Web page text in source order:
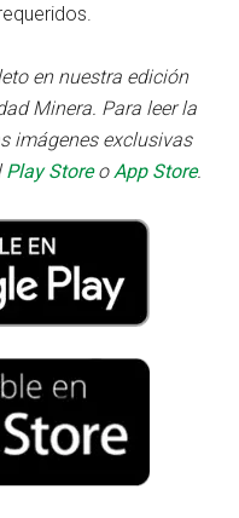
en nuestra edición
Minera. Para leer la
imágenes exclusivas
Play StoreoApp Store.